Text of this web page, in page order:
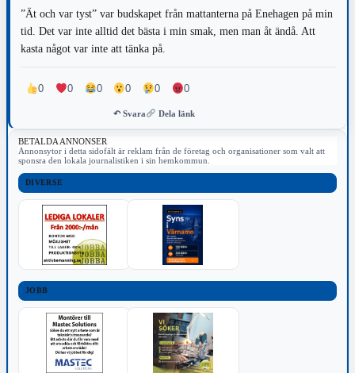
”Ät och var tyst” var budskapet från mattanterna på Enehagen på min
tid. Det var inte alltid det bästa i min smak, men man åt ändå. Att
kasta något var inte att tänka på.
0 0 0 0 0 0
↶ Svara Dela länk
BETALDA ANNONSER
Annonsytor i detta sidofält är reklam från de företag och organisationer som valt att
sponsra den lokala journalistiken i sin hemkommun.
DIVERSE
JOBB